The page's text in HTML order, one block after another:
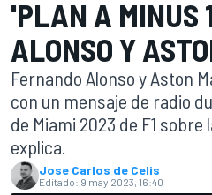
'PLAN A MINUS
ALONSO Y
Fernando Alonso y Aston
con un mensaje de radio
de Miami 2023 de F1
explica.
Jose Carlos de Celis
Editado: 9 may 2023, 16:40